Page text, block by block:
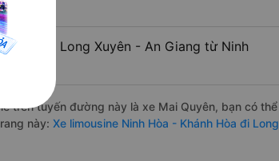
đi Long Xuyên - An Giang từ Ninh
trên tuyến đường này là xe Mai Quyên, bạn có thể
này: Xe limousine Ninh Hòa - Khánh Hòa đi Long